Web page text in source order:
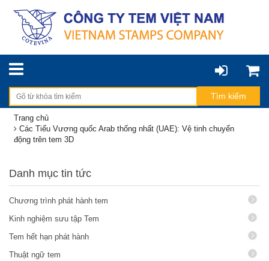
Trang chủ
Các Tiểu Vương quốc Arab thống nhất (UAE): Vệ tinh chuyển
động trên tem 3D
Danh mục tin tức
Chương trình phát hành tem
Kinh nghiệm sưu tập Tem
Tem hết hạn phát hành
Thuật ngữ tem